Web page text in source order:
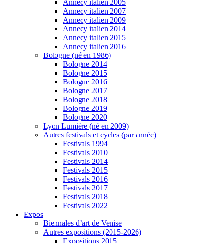
Annecy italien 2005
Annecy italien 2007
Annecy italien 2009
Annecy italien 2014
Annecy italien 2015
Annecy italien 2016
Bologne (né en 1986)
Bologne 2014
Bologne 2015
Bologne 2016
Bologne 2017
Bologne 2018
Bologne 2019
Bologne 2020
Lyon Lumière (né en 2009)
Autres festivals et cycles (par année)
Festivals 1994
Festivals 2010
Festivals 2014
Festivals 2015
Festivals 2016
Festivals 2017
Festivals 2018
Festivals 2022
Expos
Biennales d’art de Venise
Autres expositions (2015-2026)
Expositions 2015